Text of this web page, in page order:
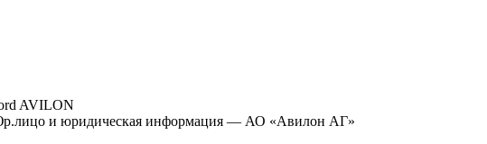
AVILON
и юридическая информация — АО «Авилон АГ»